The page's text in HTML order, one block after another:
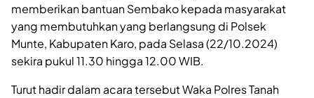
memberikan bantuan Sembako kepada masyarakat
yang membutuhkan yang berlangsung di Polsek
Munte, Kabupaten Karo, pada Selasa (22/10.2024)
sekira pukul 11.30 hingga 12.00 WIB.
Turut hadir dalam acara tersebut Waka Polres Tanah